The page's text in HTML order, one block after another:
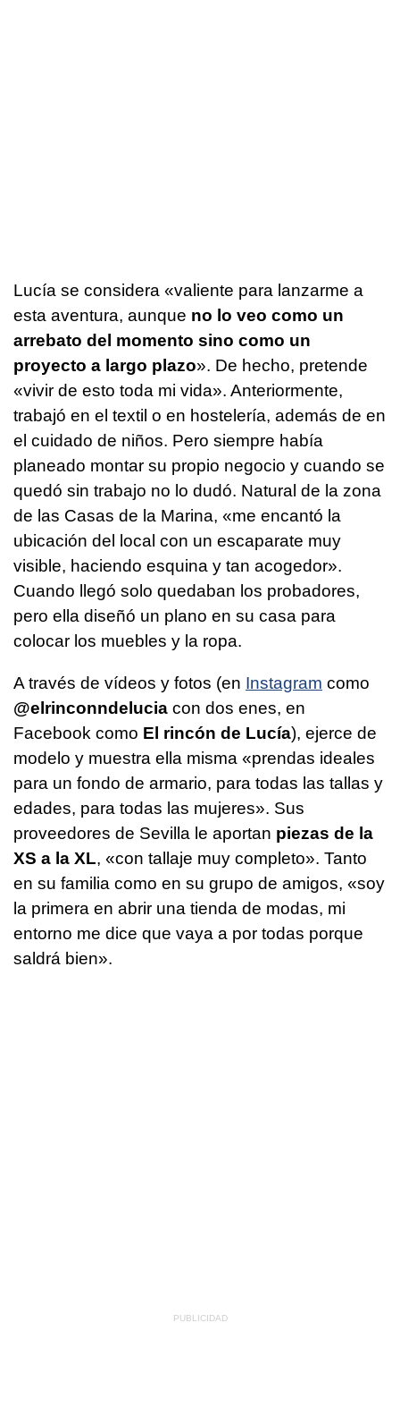
Lucía se considera «valiente para lanzarme a
esta aventura, aunque no lo veo como un
arrebato del momento sino como un
proyecto a largo plazo». De hecho, pretende
«vivir de esto toda mi vida». Anteriormente,
trabajó en el textil o en hostelería, además de en
el cuidado de niños. Pero siempre había
planeado montar su propio negocio y cuando se
quedó sin trabajo no lo dudó. Natural de la zona
de las Casas de la Marina, «me encantó la
ubicación del local con un escaparate muy
visible, haciendo esquina y tan acogedor».
Cuando llegó solo quedaban los probadores,
pero ella diseñó un plano en su casa para
colocar los muebles y la ropa.
A través de vídeos y fotos (en Instagram como
@elrinconndelucia con dos enes, en
Facebook como El rincón de Lucía), ejerce de
modelo y muestra ella misma «prendas ideales
para un fondo de armario, para todas las tallas y
edades, para todas las mujeres». Sus
proveedores de Sevilla le aportan piezas de la
XS a la XL, «con tallaje muy completo». Tanto
en su familia como en su grupo de amigos, «soy
la primera en abrir una tienda de modas, mi
entorno me dice que vaya a por todas porque
saldrá bien».